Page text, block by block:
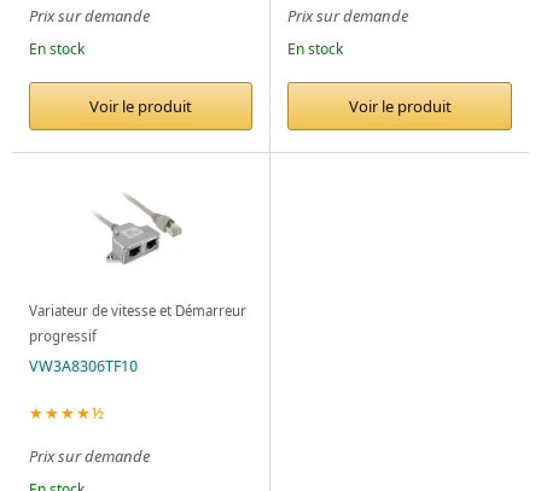
Prix sur demande
En stock
Voir le produit
Prix sur demande
En stock
Voir le produit
Variateur de vitesse et Démarreur
progressif
VW3A8306TF10
★★★★½
Prix sur demande